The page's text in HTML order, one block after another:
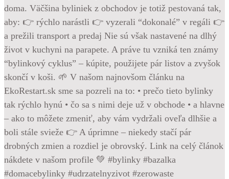
doma. Väčšina byliniek z obchodov je totiž pestovaná tak,
aby: 👉 rýchlo narástli 👉 vyzerali “dokonalé” v regáli 👉
a prežili transport a predaj Nie sú však nastavené na dlhý
život v kuchyni na parapete. A práve tu vzniká ten známy
“bylinkový cyklus” – kúpite, použijete pár listov a zvyšok
skončí v koši. 🌱 V našom najnovšom článku na
EkoRestart.sk sme sa pozreli na to: • prečo tieto bylinky
tak rýchlo hynú • čo sa s nimi deje už v obchode • a hlavne
– ako to môžete zmeniť, aby vám vydržali oveľa dlhšie a
boli stále svieže 👉 A úprimne – niekedy stačí pár
drobných zmien a rozdiel je obrovský. Link na celý článok
nákdete v našom profile 💚 #bylinky #bazalka
#domacebylinky #udrzatelnyzivot #zerowaste